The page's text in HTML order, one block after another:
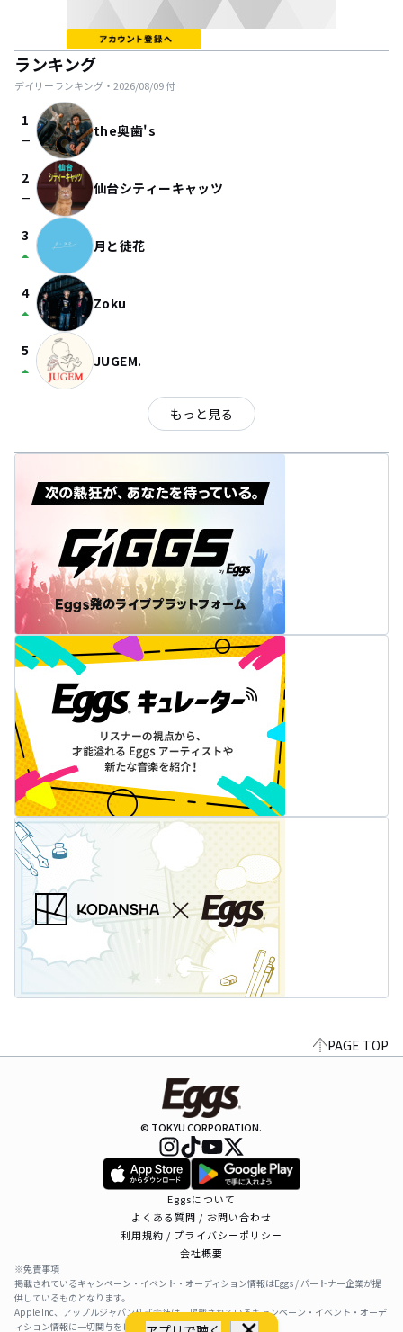
ランキング
デイリーランキング・ 2026/08/09付
1
check_indeterminate_small the奥歯's
2
check_indeterminate_small 仙台シティーキャッツ
3
arrow_drop_up 月と徒花
4
arrow_drop_up Zoku
5
arrow_drop_up JUGEM.
もっと見る
PAGE TOP
© TOKYU CORPORATION.
Eggsについて
よくある質問 / お問い合わせ
利用規約 / プライバシーポリシー
会社概要
※免責事項
掲載されているキャンペーン・イベント・オーディション情報はEggs / パートナー企業が提
供しているものとなります。
Apple Inc、アップルジャパン株式会社は、掲載されているキャンペーン・イベント・オーデ
ィション情報に一切関与をしておりません。